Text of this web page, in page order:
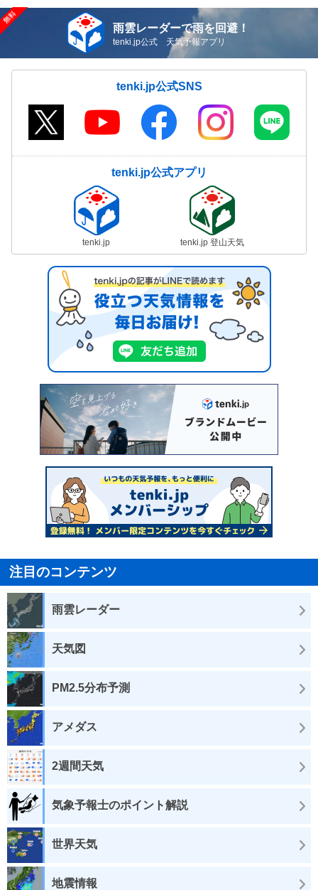
雨雲レーダーで雨を回避！
tenki.jp公式 天気予報アプリ
tenki.jp公式SNS
tenki.jp公式アプリ
tenki.jp tenki.jp 登山天気
注目のコンテンツ
雨雲レーダー
天気図
PM2.5分布予測
アメダス
2週間天気
気象予報士のポイント解説
世界天気
地震情報